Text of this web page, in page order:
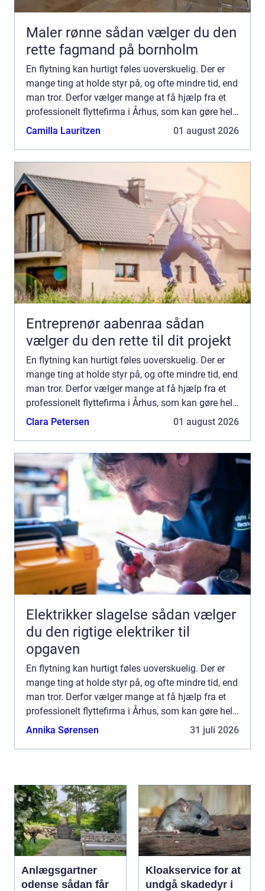
Maler rønne sådan vælger du den
rette fagmand på bornholm
En flytning kan hurtigt føles uoverskuelig. Der er
mange ting at holde styr på, og ofte mindre tid, end
man tror. Derfor vælger mange at få hjælp fra et
professionelt flyttefirma i Århus, som kan gøre hele
processen tryggere, hurtigere og mere oversk...
Camilla Lauritzen 01 august 2026
Entreprenør aabenraa sådan
vælger du den rette til dit projekt
En flytning kan hurtigt føles uoverskuelig. Der er
mange ting at holde styr på, og ofte mindre tid, end
man tror. Derfor vælger mange at få hjælp fra et
professionelt flyttefirma i Århus, som kan gøre hele
processen tryggere, hurtigere og mere oversk...
Clara Petersen 01 august 2026
Elektrikker slagelse sådan vælger
du den rigtige elektriker til
opgaven
En flytning kan hurtigt føles uoverskuelig. Der er
mange ting at holde styr på, og ofte mindre tid, end
man tror. Derfor vælger mange at få hjælp fra et
professionelt flyttefirma i Århus, som kan gøre hele
processen tryggere, hurtigere og mere oversk...
Annika Sørensen 31 juli 2026
Anlægsgartner
odense sådan får
Kloakservice for at
undgå skadedyr i